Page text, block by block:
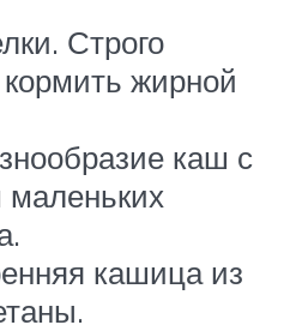
Строго
жирной
каш с
кашица из